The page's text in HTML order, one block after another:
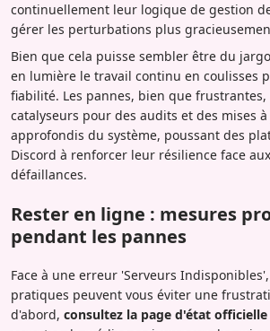
continuellement leur logique de gestion
gérer les perturbations plus
Bien que cela puisse sembler être du
en lumière le travail continu en coulisses
fiabilité. Les pannes, bien que
catalyseurs pour des audits et des mises
approfondis du système, poussant des
Discord à renforcer leur résilience face
défaillances.
Rester en ligne : mesures
pendant les pannes
Face à une erreur 'Serveurs
pratiques peuvent vous éviter une
d'abord, consultez la page d'état officielle